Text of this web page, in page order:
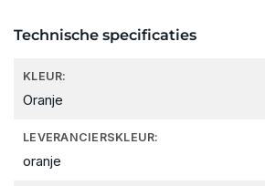
Technische specificaties
KLEUR:
Oranje
LEVERANCIERSKLEUR:
oranje